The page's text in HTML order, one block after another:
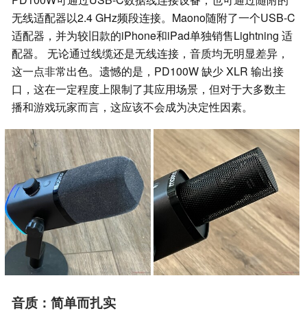
无线适配器以2.4 GHz频段连接。Maono随附了一个USB-C
适配器，并为较旧款的iPhone和iPad单独销售Lightning 适
配器。 无论通过线缆还是无线连接，音质均无明显差异，
这一点非常出色。遗憾的是，PD100W 缺少 XLR 输出接
口，这在一定程度上限制了其应用场景，但对于大多数主
播和游戏玩家而言，这应该不会成为决定性因素。
音质：简单而扎实